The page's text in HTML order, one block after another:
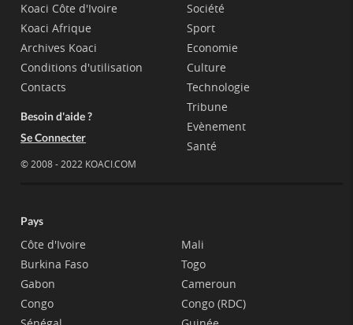
Koaci Côte d'Ivoire
Koaci Afrique
Archives Koaci
Conditions d'utilisation
Contacts
Besoin d'aide ?
Se Connecter
© 2008 - 2022 KOACI.COM
Société
Sport
Economie
Culture
Technologie
Tribune
Evènement
Santé
Pays
Côte d'Ivoire
Burkina Faso
Gabon
Congo
Mali
Togo
Cameroun
Congo (RDC)